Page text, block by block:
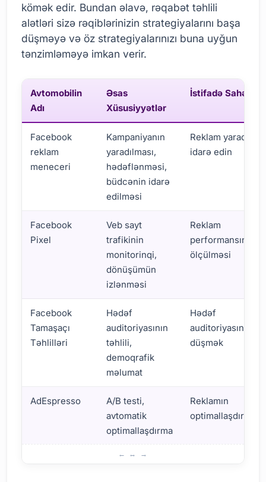
kömək edir. Bundan əlavə, rəqabət təhlili
alətləri sizə rəqiblərinizin strategiyalarını başa
düşməyə və öz strategiyalarınızı buna uyğun
tənzimləməyə imkan verir.
Avtomobilin
Adı
Əsas
Xüsusiyyətlər
İstifadə Sahələri
Facebook
reklam
meneceri
Kampaniyanın
yaradılması,
hədəflənməsi,
büdcənin idarə
edilməsi
Reklam yaradın
idarə edin
Facebook
Pixel
Veb sayt
trafikinin
monitorinqi,
dönüşümün
izlənməsi
Reklam
performansının
ölçülməsi
Facebook
Tamaşaçı
Təhlilləri
Hədəf
auditoriyasının
təhlili,
demoqrafik
məlumat
Hədəf
auditoriyasını
düşmək
AdEspresso
A/B testi,
avtomatik
optimallaşdırma
Reklamın